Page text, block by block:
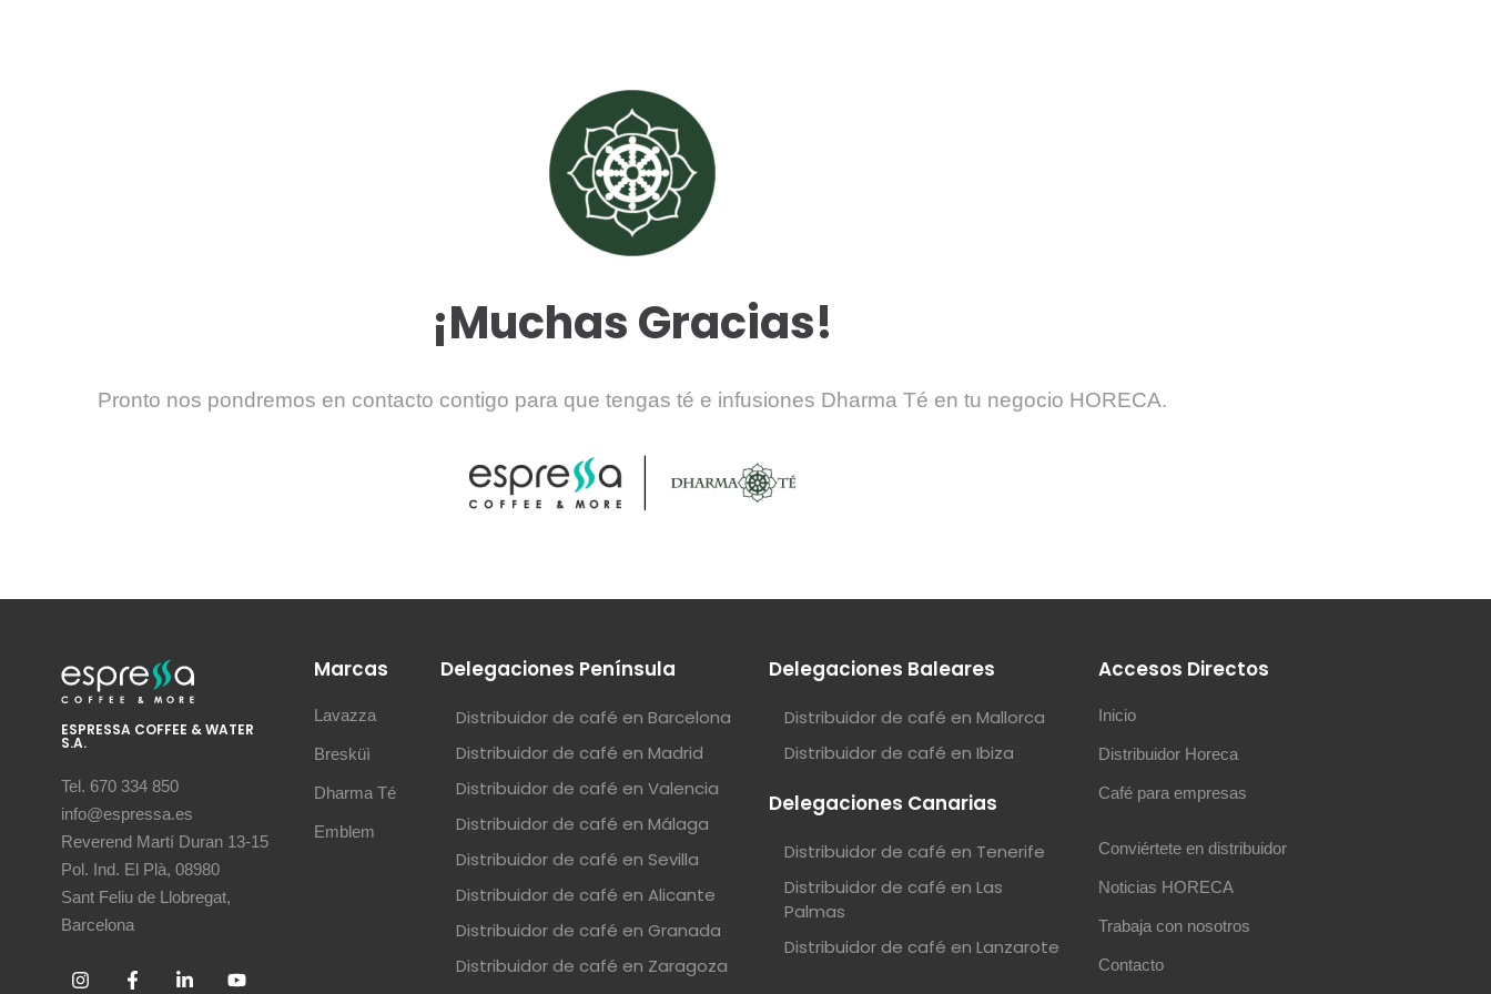
Contactanos
¡Muchas Gracias!
Pronto nos pondremos en contacto contigo para que tengas té e infusiones Dharma Té en tu negocio HORECA.
ESPRESSA COFFEE & WATER
S.A.
Tel. 670 334 850
info@espressa.es
Reverend Martí Duran 13-15
Pol. Ind. El Plà, 08980
Sant Feliu de Llobregat,
Barcelona
Marcas
Lavazza
Bresküì
Dharma Té
Emblem
Delegaciones Península
Distribuidor de café en Barcelona
Distribuidor de café en Madrid
Distribuidor de café en Valencia
Distribuidor de café en Málaga
Distribuidor de café en Sevilla
Distribuidor de café en Alicante
Distribuidor de café en Granada
Distribuidor de café en Zaragoza
Delegaciones Baleares
Distribuidor de café en Mallorca
Distribuidor de café en Ibiza
Delegaciones Canarias
Distribuidor de café en Tenerife
Distribuidor de café en Las
Palmas
Distribuidor de café en Lanzarote
Accesos Directos
Inicio
Distribuidor Horeca
Café para empresas
Conviértete en distribuidor
Noticias HORECA
Trabaja con nosotros
Contacto